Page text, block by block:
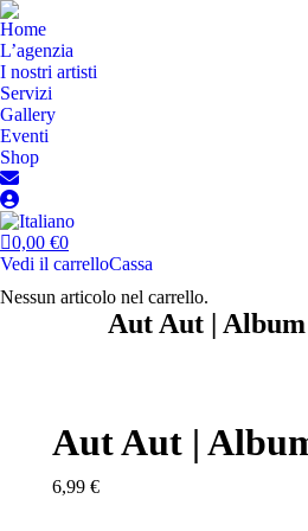
Home
L’agenzia
I nostri artisti
Servizi
Gallery
Eventi
Shop
0,00 €0
Vedi il carrelloCassa
Nessun articolo nel carrello.
Aut Aut |
Aut Aut |
6,99 €